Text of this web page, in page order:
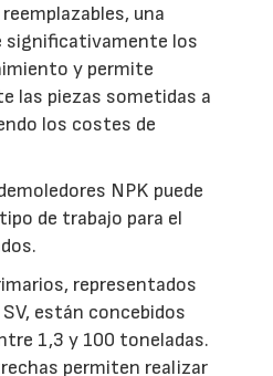
una
significativamente los
y permite
las piezas sometidas a
los costes de
NPK puede
de trabajo para el
representados
están concebidos
1,3 y 100 toneladas.
permiten realizar